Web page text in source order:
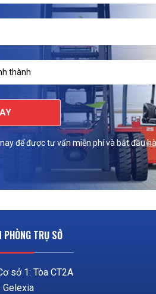
thành
để được tư vấn miễn phí và bắt đầu
PHÒNG TRỤ SỞ
sở 1: Tòa CT2A
Gelexia